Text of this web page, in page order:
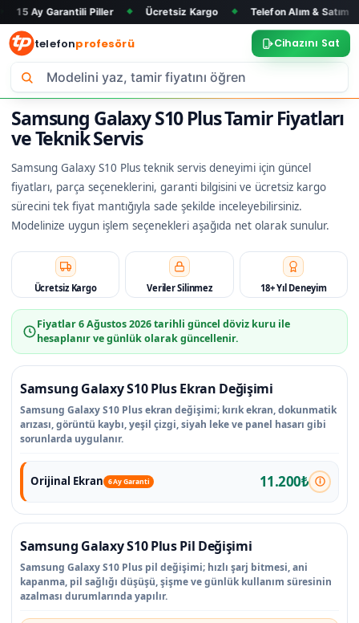
Piller ◆ Ücretsiz Kargo ◆ Telefon Alım & Satım ◆ Tüm
telefonprofesörü Cihazını Sat
Samsung Galaxy S10 Plus Tamir Fiyatları
ve Teknik Servis
Samsung Galaxy S10 Plus teknik servis deneyimi için güncel
fiyatları, parça seçeneklerini, garanti bilgisini ve ücretsiz kargo
sürecini tek fiyat mantığıyla sade şekilde inceleyebilirsiniz.
Modelinize uygun işlem seçenekleri aşağıda net olarak sunulur.
Ücretsiz Kargo Veriler Silinmez 18+ Yıl Deneyim
Fiyatlar6 Ağustos 2026tarihli güncel döviz kuru ile
hesaplanır ve günlük olarak güncellenir.
Samsung Galaxy S10 Plus Ekran Değişimi
Samsung Galaxy S10 Plus ekran değişimi; kırık ekran, dokunmatik
arızası, görüntü kaybı, yeşil çizgi, siyah leke ve panel hasarı gibi
sorunlarda uygulanır.
Orijinal Ekran 6 Ay Garanti 11.200₺
Samsung Galaxy S10 Plus Pil Değişimi
Samsung Galaxy S10 Plus pil değişimi; hızlı şarj bitmesi, ani
kapanma, pil sağlığı düşüşü, şişme ve günlük kullanım süresinin
azalması durumlarında yapılır.